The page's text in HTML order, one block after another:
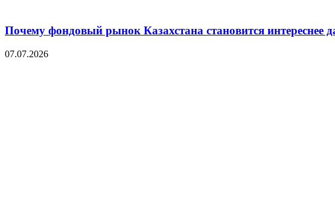
Почему фондовый рынок Казахстана становится интереснее
07.07.2026